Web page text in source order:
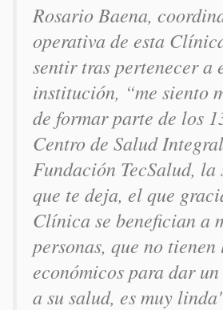
Rosario Baena,
operativa de esta
sentir tras pertenecer a
institución, “me siento
de formar parte de los
Centro de Salud
Fundación TecSalud,
que te deja, el que
Clínica se benefician a
personas, que no tienen
económicos para dar
a su salud, es muy